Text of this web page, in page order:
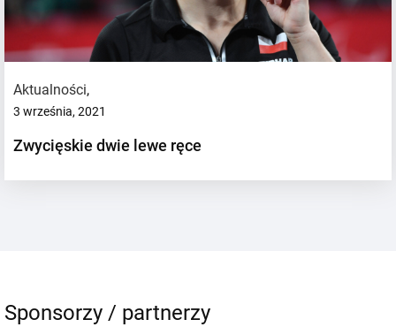
Aktualności,
3 września, 2021
Zwycięskie dwie lewe ręce
Sponsorzy / partnerzy